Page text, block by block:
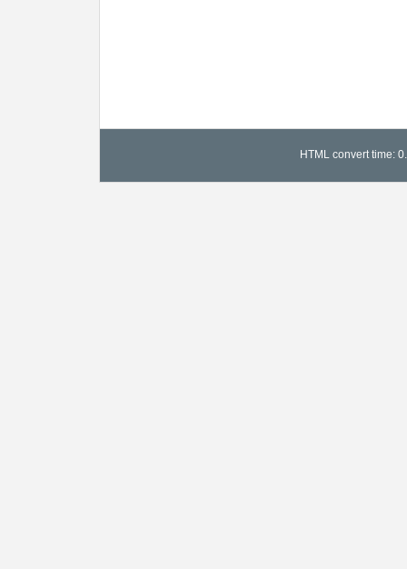
HTML convert time: